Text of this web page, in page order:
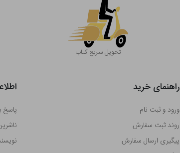
تحویل سریع کتاب
راهنمای خرید
ورود و ثبت نام
روند ثبت سفارش
پیگیری ارسال سفارش